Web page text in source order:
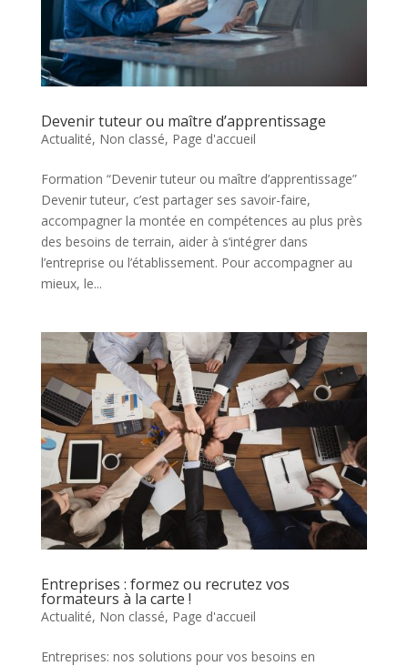
Devenir tuteur ou maître d’apprentissage
Actualité, Non classé, Page d'accueil
Formation “Devenir tuteur ou maître d’apprentissage”
Devenir tuteur, c’est partager ses savoir-faire,
accompagner la montée en compétences au plus près
des besoins de terrain, aider à s‘intégrer dans
l’entreprise ou l’établissement. Pour accompagner au
mieux, le...
Entreprises : formez ou recrutez vos
formateurs à la carte !
Actualité, Non classé, Page d'accueil
Entreprises: nos solutions pour vos besoins en